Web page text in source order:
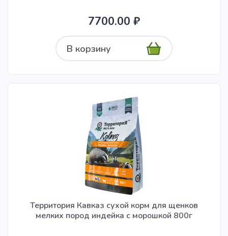
7700.00 ₽
В корзину
Территория Кавказ сухой корм для щенков
мелких пород индейка с морошкой 800г